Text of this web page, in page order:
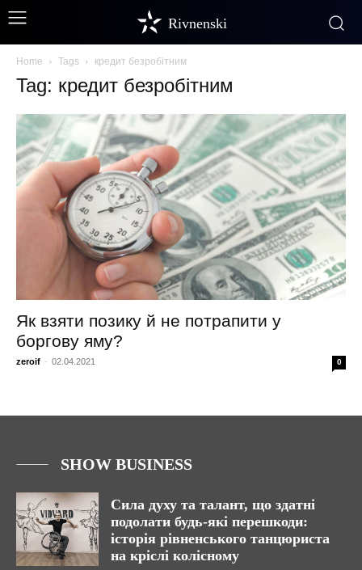
Rivnenski
Home Tags кредит безробітним
Tag: кредит безробітним
Як взяти позику й не потрапити у
боргову яму?
zeroif - 02.04.2021 0
SHOW BUSINESS
Сила духу та талант, що здатні
подолати будь-які перешкоди:
історія рівненського танцюриста
на кріслі колісному